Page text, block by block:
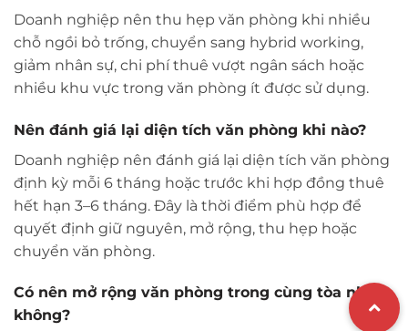
Doanh nghiệp nên thu hẹp văn phòng khi nhiều
chỗ ngồi bỏ trống, chuyển sang hybrid working,
giảm nhân sự, chi phí thuê vượt ngân sách hoặc
nhiều khu vực trong văn phòng ít được sử dụng.
Nên đánh giá lại diện tích văn phòng khi nào?
Doanh nghiệp nên đánh giá lại diện tích văn phòng
định kỳ mỗi 6 tháng hoặc trước khi hợp đồng thuê
hết hạn 3–6 tháng. Đây là thời điểm phù hợp để
quyết định giữ nguyên, mở rộng, thu hẹp hoặc
chuyển văn phòng.
Có nên mở rộng văn phòng trong cùng tòa nhà
không?